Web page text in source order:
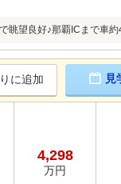
眺望良好♪那覇ICまで車
に追加 見
4,298
万円